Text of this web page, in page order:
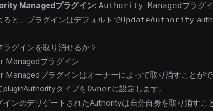
Managedプラグイン: Authority Managedプラグ
ると、プラグインはデフォルトでUpdateAuthority
ラグインを取り消せるか？
Managedプラグイン
Managedプラグインはオーナーによって取り消すことが
pluginAuthorityタイプをOwnerに設定します。
インのデリゲートされたAuthorityは自分自身を取り消すこ